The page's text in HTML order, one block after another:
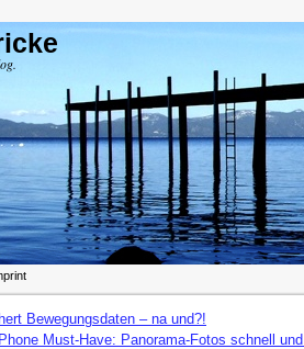
Bewegungsdaten – na und?!
Must-Have: Panorama-Fotos schnell